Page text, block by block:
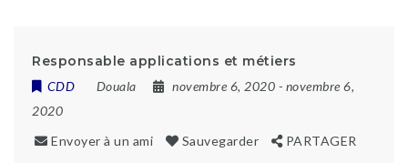
Responsable applications et métiers
CDD Douala novembre 6, 2020 - novembre 6,
2020
Envoyer à un ami
Sauvegarder PARTAGER